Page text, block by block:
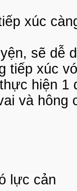
xúc
sẽ dễ
tiếp xúc
hiện 1
và hông
lực cản